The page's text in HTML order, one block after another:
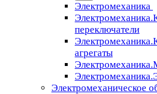
Электромеханика
переключатели
агрегаты
Электромеханическое